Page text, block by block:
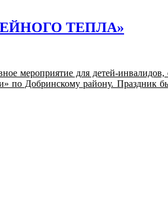
ТЕПЛА»
мероприятие для детей-
по Добринскому району.